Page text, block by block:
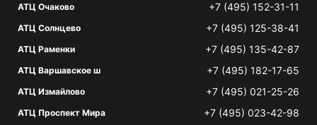
АТЦ Очаково +7 (495) 152-31-11
АТЦ Солнцево +7 (495) 125-38-41
АТЦ Раменки +7 (495) 135-42-87
АТЦ Варшавское ш +7 (495) 182-17-65
АТЦ Измайлово +7 (495) 021-25-26
АТЦ Проспект Мира +7 (495) 023-42-98